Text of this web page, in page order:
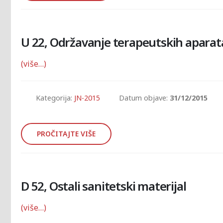
U 22, Održavanje terapeutskih
(više…)
Kategorija: JN-2015 Datum objave: 31/12/2015
PROČITAJTE VIŠE
D 52, Ostali sanitetski materijal
(više…)